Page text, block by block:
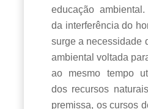
educação
da interferência do
surge a necessidade
ambiental voltada
ao mesmo tempo
dos recursos
premissa, os cursos